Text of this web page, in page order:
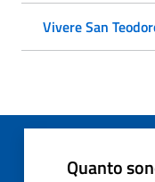
Vivere San
Quanto